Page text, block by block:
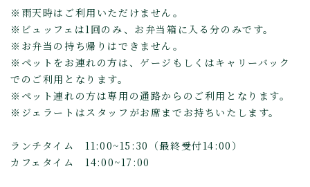
※雨天時はご利用いただけません。
※ビュッフェは1回のみ、お弁当箱に入る分のみです。
※お弁当の持ち帰りはできません。
※ペットをお連れの方は、ゲージもしくはキャリーバック
でのご利用となります。
※ペット連れの方は専用の通路からのご利用となります。
※ジェラートはスタッフがお席までお持ちいたします。
ランチタイム 11:00~15:30（最終受付14:00）
カフェタイム 14:00~17:00